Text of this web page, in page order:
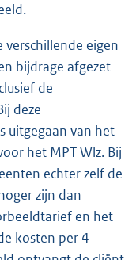
eigen
bijdrage afgezet
de
deze
uitgegaan van het
het MPT Wlz. Bij
echter zelf de
zijn dan
en het
kosten per 4